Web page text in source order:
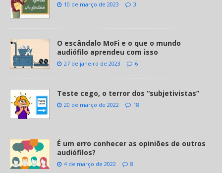
10 de março de 2023 3
O escândalo MoFi e o que o mundo
audiófilo aprendeu com isso
27 de janeiro de 2023 6
Teste cego, o terror dos “subjetivistas”
20 de março de 2022 18
É um erro conhecer as opiniões de outros
audiófilos?
4 de março de 2022 8